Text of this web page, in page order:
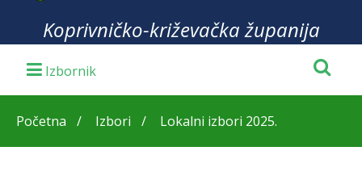
Koprivničko-križevačka županija
Početna Izbori Lokalni izbori 2025.